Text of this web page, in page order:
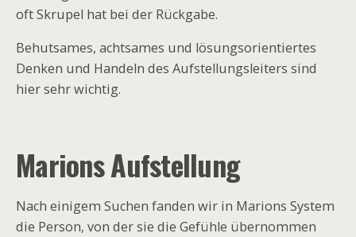
oft Skrupel hat bei der Rückgabe.
Behutsames, achtsames und lösungsorientiertes
Denken und Handeln des Aufstellungsleiters sind
hier sehr wichtig.
Marions Aufstellung
Nach einigem Suchen fanden wir in Marions System
die Person, von der sie die Gefühle übernommen